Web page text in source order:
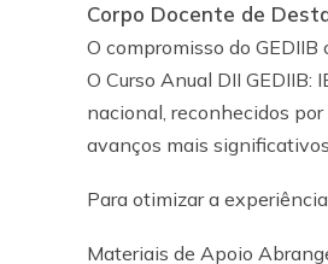
Corpo Docente de
O compromisso do
O Curso Anual DII
nacional, reconhecidos
avanços mais
Para otimizar a
Materiais de Apoio